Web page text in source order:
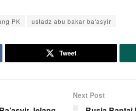
PK ustadz abu bakar ba'asyir
Tweet
Next Post